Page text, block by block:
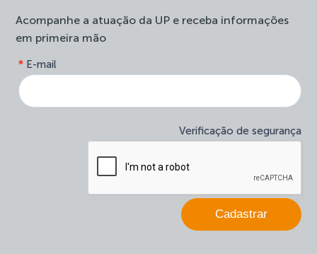
Acompanhe a atuação da UP e receba informações
em primeira mão
site-
newsletter
E-mail
*
Verificação de segurança
Cadastrar
você
é
humano,
este
campo
branco.